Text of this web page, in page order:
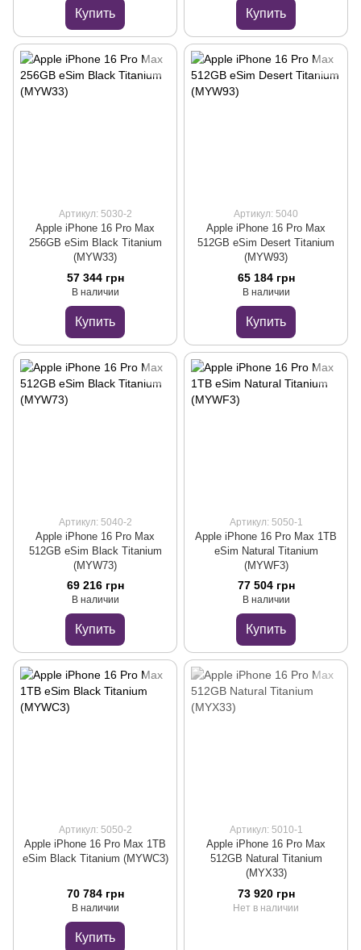
Купить Купить
Артикул: 5030-2
Apple iPhone 16 Pro Max
256GB eSim Black Titanium
(MYW33)
57 344 грн
В наличии
Купить
Артикул: 5040
Apple iPhone 16 Pro Max
512GB eSim Desert Titanium
(MYW93)
65 184 грн
В наличии
Купить
Артикул: 5040-2
Apple iPhone 16 Pro Max
512GB eSim Black Titanium
(MYW73)
69 216 грн
В наличии
Купить
Артикул: 5050-1
Apple iPhone 16 Pro Max 1TB
eSim Natural Titanium
(MYWF3)
77 504 грн
В наличии
Купить
Артикул: 5050-2
Apple iPhone 16 Pro Max 1TB
eSim Black Titanium (MYWC3)
70 784 грн
В наличии
Купить
Артикул: 5010-1
Apple iPhone 16 Pro Max
512GB Natural Titanium
(MYX33)
73 920 грн
Нет в наличии